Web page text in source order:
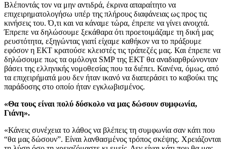
Βλέποντάς τον να μην αντιδρά, έκρινα απαραίτητο να
επιχειρηματολογήσω υπέρ της πλήρους διαφάνειας ως προς τις
κινήσεις του. Ό,τι και να κάναμε τώρα, έπρεπε να γίνει ανοιχτά.
Έπρεπε να δηλώσουμε ξεκάθαρα ότι προετοιμάζαμε τη δική μας
ρευστότητα, εξηγώντας γιατί είχαμε καθήκον να το πράξουμε
εφόσον η ΕΚΤ κρατούσε κλειστές τις τράπεζές μας. Και έπρεπε να
δηλώσουμε πως τα ομόλογα SMP της ΕΚΤ θα αναδιαρθρώνονταν
βάσει της ελληνικής νομοθεσίας που τα διέπει. Κανένα, όμως, από
τα επιχειρήματά μου δεν ήταν ικανό να διαπεράσει το καβούκι της
παράδοσης στο οποίο ήταν εγκλωβισμένος.
«Θα τους είναι πολύ δύσκολο να μας δώσουν συμφωνία,
Γιάνη».
«Κάνεις συνέχεια το λάθος να βλέπεις τη συμφωνία σαν κάτι που
“θα μας δώσουν”. Είναι λανθασμένος τρόπος σκέψης. Χρειάζονται